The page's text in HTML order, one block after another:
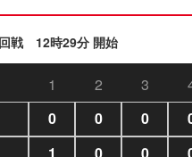
戦 12時29分 開始
1 2 3
0 0 0